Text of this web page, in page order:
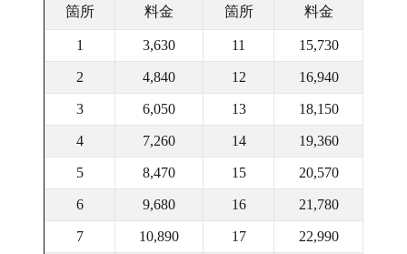
箇所 料金 箇所 料金
1 3,630 11 15,730
2 4,840 12 16,940
3 6,050 13 18,150
4 7,260 14 19,360
5 8,470 15 20,570
6 9,680 16 21,780
7 10,890 17 22,990